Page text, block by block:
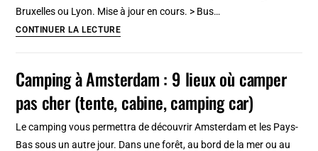
partir
de
2026
Bruxelles ou Lyon. Mise à jour en cours. > Bus…
CONTINUER LA LECTUREBus
depuis
Paris,
Camping à Amsterdam : 9 lieux où camper
pas cher (tente, cabine, camping car)
Le camping vous permettra de découvrir Amsterdam et les Pays-
Bas sous un autre jour. Dans une forêt, au bord de la mer ou au